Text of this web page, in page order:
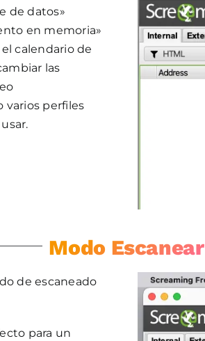
de datos»
en memoria»
calendario de
las
varios perfiles
Modo Escanear
de escaneado
para un